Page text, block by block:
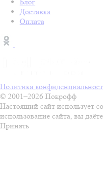
Доставка
Оплата
Политика
© 2001–2026 Покрофф
Настоящий сайт использует
использование сайта, вы даёте
Принять